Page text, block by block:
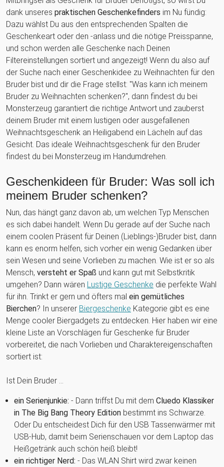
dank unseres praktischen Geschenkefinders im Nu fündig:
Dazu wählst Du aus den entsprechenden Spalten die
Geschenkeart oder den -anlass und die nötige Preisspanne,
und schon werden alle Geschenke nach Deinen
Filtereinstellungen sortiert und angezeigt! Wenn du also auf
der Suche nach einer Geschenkidee zu Weihnachten für den
Bruder bist und dir die Frage stellst: "Was kann ich meinem
Bruder zu Weihnachten schenken?", dann findest du bei
Monsterzeug garantiert die richtige Antwort und zauberst
deinem Bruder mit einem lustigen oder ausgefallenen
Weihnachtsgeschenk an Heiligabend ein Lächeln auf das
Gesicht. Das ideale Weihnachtsgeschenk für den Bruder
findest du bei Monsterzeug im Handumdrehen.
Geschenkideen für Bruder: Was soll ich
meinem Bruder schenken?
Nun, das hängt ganz davon ab, um welchen Typ Menschen
es sich dabei handelt. Wenn Du gerade auf der Suche nach
einem coolen Präsent für Deinen (Lieblings-)Bruder bist, dann
kann es enorm helfen, sich vorher ein wenig Gedanken über
sein Wesen und seine Vorlieben zu machen. Wie ist er so als
Mensch, versteht er Spaß und kann gut mit Selbstkritik
umgehen? Dann wären Lustige Geschenke die perfekte Wahl
für ihn. Trinkt er gern und öfters mal ein gemütliches
Bierchen? In unserer Biergeschenke Kategorie gibt es eine
Menge cooler Biergadgets zu entdecken. Hier haben wir eine
kleine Liste an Vorschlägen für Geschenke für Bruder
vorbereitet, die nach Vorlieben und Charaktereigenschaften
sortiert ist:
Ist Dein Bruder ...
ein Serienjunkie: - Dann triffst Du mit dem Cluedo Klassiker
in The Big Bang Theory Edition bestimmt ins Schwarze.
Oder Du entscheidest Dich für den USB Tassenwärmer mit
USB-Hub, damit beim Serienschauen vor dem Laptop das
Heißgetränk auch schön heiß bleibt!
ein richtiger Nerd: - Das WLAN Shirt wird zwar keinen